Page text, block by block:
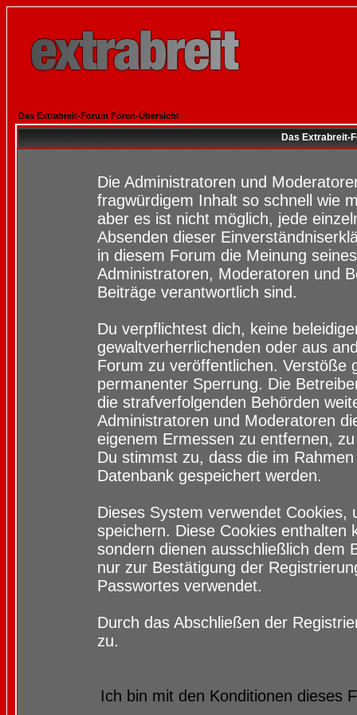
Das Extrabreit-Forum Foren-Übersicht
Das Extrabreit-
Die Administratoren und
fragwürdigem Inhalt so schnell wie
aber es ist nicht möglich, jede
Absenden dieser
in diesem Forum die Meinung
Administratoren, Moderatoren und
Beiträge verantwortlich sind.
Du verpflichtest dich, keine
gewaltverherrlichenden oder aus
Forum zu veröffentlichen. Verstöße
permanenter Sperrung. Die
die strafverfolgenden Behörden
Administratoren und Moderatoren
eigenem Ermessen zu entfernen,
Du stimmst zu, dass die im
Datenbank gespeichert werden.
Dieses System verwendet
speichern. Diese Cookies enthalten
sondern dienen ausschließlich dem
nur zur Bestätigung der
Passwortes verwendet.
Durch das Abschließen der
zu.
Ich bin mit den Konditionen dieses